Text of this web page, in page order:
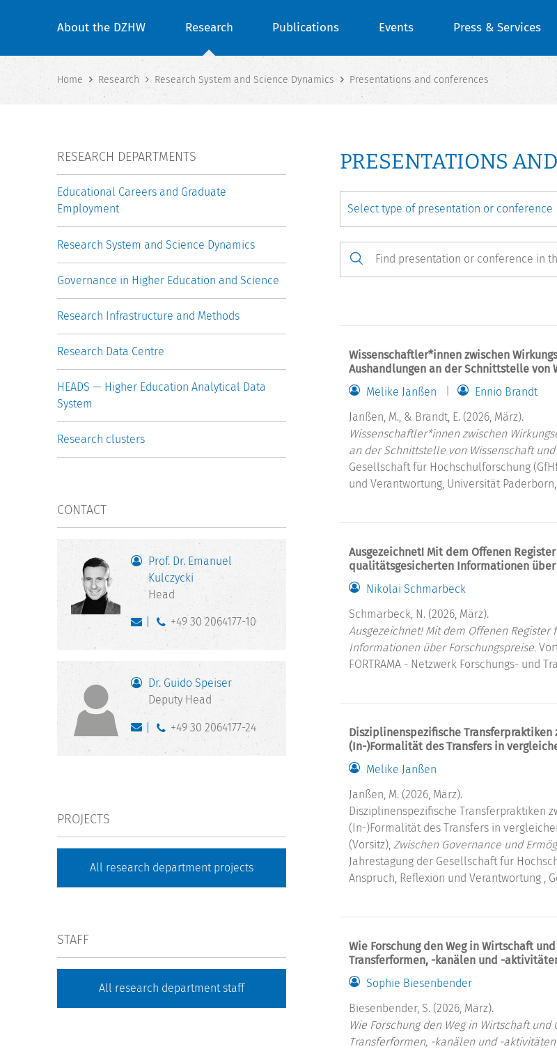
About the DZHW Research Publications Events Press & Services
Home Research Research System and Science Dynamics Presentations and conferences
PRESENTATIONS
Wissenschaftler*innen zwischen
Aushandlungen an der Schnittstelle von
Melike Janßen
Ennio Brandt
Janßen, M., & Brandt, E. (2026, März).
Wissenschaftler*innen zwischen
an der Schnittstelle von Wissenschaft
Gesellschaft für Hochschulforschung
und Verantwortung, Universität
Ausgezeichnet! Mit dem Offenen
qualitätsgesicherten Informationen über
Nikolai Schmarbeck
Schmarbeck, N. (2026, März).
Ausgezeichnet! Mit dem Offenen
Informationen über Forschungspreise.
FORTRAMA - Netzwerk Forschungs- und
Disziplinenspezifische
(In-)Formalität des Transfers in
Melike Janßen
Janßen, M. (2026, März).
Disziplinenspezifische Transferpraktiken
(In-)Formalität des Transfers in
(Vorsitz), Zwischen Governance und
Jahrestagung der Gesellschaft für
Anspruch, Reflexion und Verantwortung ,
Wie Forschung den Weg in Wirtschaft
Transferformen, -kanälen und -
Sophie Biesenbender
Biesenbender, S. (2026, März).
Wie Forschung den Weg in Wirtschaft
Transferformen, -kanälen und -
RESEARCH DEPARTMENTS
Educational Careers and Graduate
Employment
Research System and Science Dynamics
Governance in Higher Education and Science
Research Infrastructure and Methods
Research Data Centre
HEADS — Higher Education Analytical Data
System
Research clusters
CONTACT
Prof. Dr. Emanuel
Kulczycki
Head
+49 30 2064177-10
Dr. Guido Speiser
Deputy Head
+49 30 2064177-24
PROJECTS
All research department projects
STAFF
All research department staff